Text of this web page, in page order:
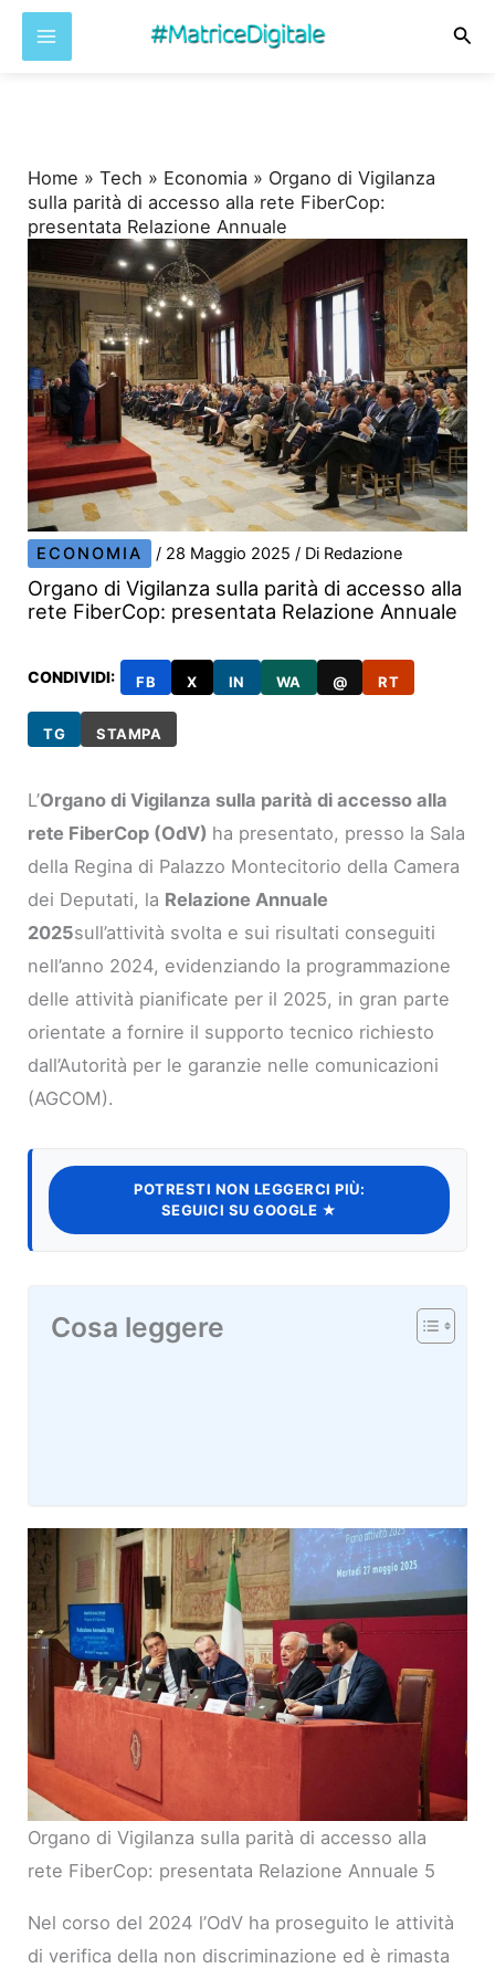
Home »Tech » Economia » Organo di Vigilanza
sulla parità di accesso alla rete FiberCop:
presentata Relazione Annuale
ECONOMIA / 28 Maggio 2025/ Di Redazione
Organo di Vigilanza sulla parità di accesso alla
rete FiberCop: presentata Relazione Annuale
CONDIVIDI: FB X IN WA @ RT
TG STAMPA
L’Organo di Vigilanza sulla parità di accesso alla
rete FiberCop (OdV) ha presentato, presso la Sala
della Regina di Palazzo Montecitorio della Camera
dei Deputati, la Relazione Annuale
2025sull’attività svolta e sui risultati conseguiti
nell’anno 2024, evidenziando la programmazione
delle attività pianificate per il 2025, in gran parte
orientate a fornire il supporto tecnico richiesto
dall’Autorità per le garanzie nelle comunicazioni
(AGCOM).
POTRESTI NON LEGGERCI PIÙ:
SEGUICI SU GOOGLE ★
Cosa leggere
Organo di Vigilanza sulla parità di accesso alla
rete FiberCop: presentata Relazione Annuale 5
Nel corso del 2024 l’OdV ha proseguito le attività
di verifica della non discriminazione ed è rimasta